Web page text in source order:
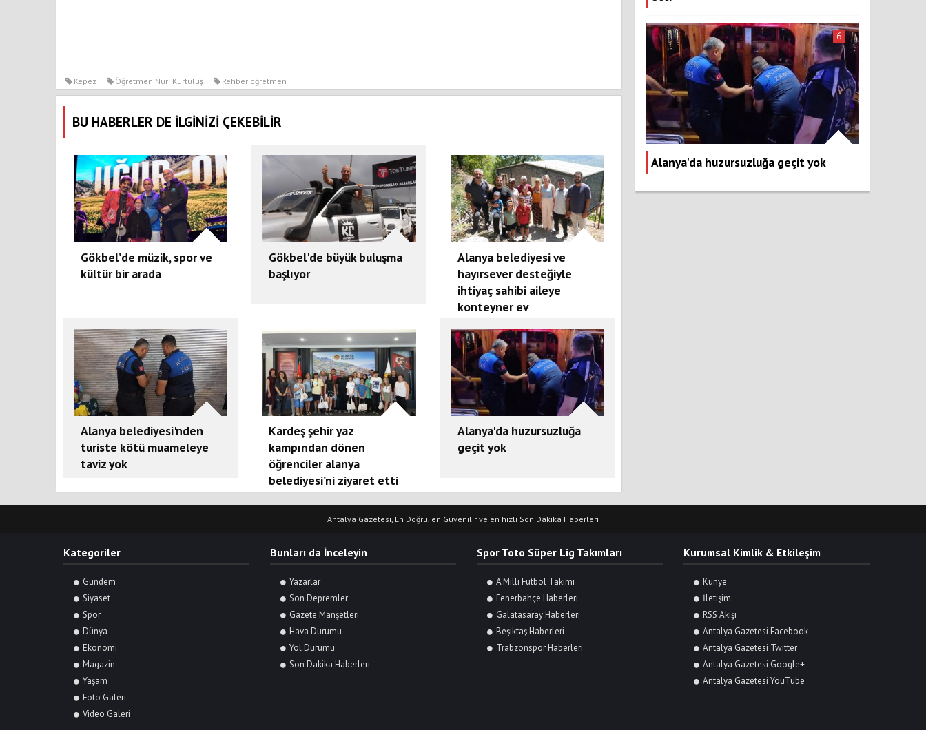
Kepez Öğretmen Nuri Kurtuluş Rehber öğretmen
BU HABERLER DE İLGİNİZİ ÇEKEBİLİR
Gökbel’de müzik, spor ve
kültür bir arada
Gökbel'de büyük buluşma
başlıyor
Alanya belediyesi ve
hayırsever desteğiyle
ihtiyaç sahibi aileye
konteyner ev
Alanya belediyesi'nden
turiste kötü muameleye
taviz yok
Kardeş şehir yaz
kampından dönen
öğrenciler alanya
belediyesi’ni ziyaret etti
Alanya'da huzursuzluğa
geçit yok
Alanya'da huzursuzluğa geçit yok
6
Antalya Gazetesi, En Doğru, en Güvenilir ve en hızlı Son Dakika Haberleri
Kategoriler
Gündem
Siyaset
Spor
Dünya
Ekonomi
Magazin
Yaşam
Foto Galeri
Video Galeri
Bunları da İnceleyin
Yazarlar
Son Depremler
Gazete Manşetleri
Hava Durumu
Yol Durumu
Son Dakika Haberleri
Spor Toto Süper Lig Takımları
A Milli Futbol Takımı
Fenerbahçe Haberleri
Galatasaray Haberleri
Beşiktaş Haberleri
Trabzonspor Haberleri
Kurumsal Kimlik & Etkileşim
Künye
İletişim
RSS Akışı
Antalya Gazetesi Facebook
Antalya Gazetesi Twitter
Antalya Gazetesi Google+
Antalya Gazetesi YouTube